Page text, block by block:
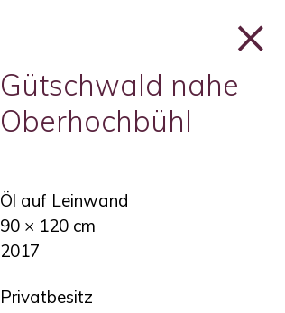
Gütschwald nahe
Oberhochbühl
Öl auf Leinwand
90 × 120 cm
2017
Privatbesitz
×